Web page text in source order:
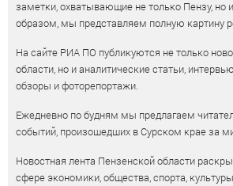
заметки, охватывающие не только Пензу, но
образом, мы представляем полную картину
На сайте РИА ПО публикуются не только
области, но и аналитические статьи,
обзоры и фоторепортажи.
Ежедневно по будням мы предлагаем
событий, произошедших в Сурском крае за
Новостная лента Пензенской области
сфере экономики, общества, спорта,